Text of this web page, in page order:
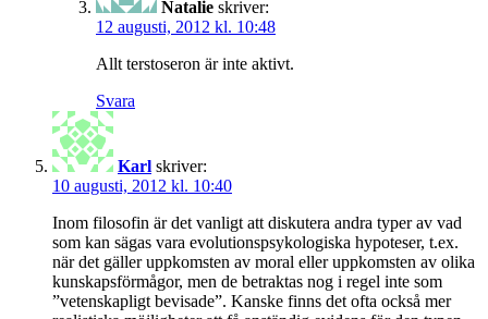
Natalie skriver:
12 augusti, 2012 kl. 10:48
Allt terstoseron är inte aktivt.
Svara
Karl skriver:
10 augusti, 2012 kl. 10:40
Inom filosofin är det vanligt att diskutera andra typer av vad
som kan sägas vara evolutionspsykologiska hypoteser, t.ex.
när det gäller uppkomsten av moral eller uppkomsten av olika
kunskapsförmågor, men de betraktas nog i regel inte som
”vetenskapligt bevisade”. Kanske finns det ofta också mer